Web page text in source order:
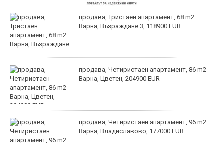
продава, Тристаен апартамент, 68 m2
Варна, Възраждане 3, 118900 EUR
продава, Четиристаен апартамент, 86 m2
Варна, Цветен, 204900 EUR
продава, Четиристаен апартамент, 96 m2
Варна, Владиславово, 177000 EUR